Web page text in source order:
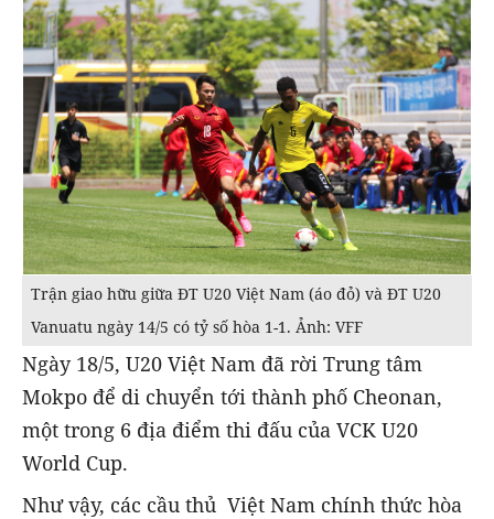
Trận giao hữu giữa ĐT U20 Việt Nam (áo đỏ) và ĐT U20
Vanuatu ngày 14/5 có tỷ số hòa 1-1. Ảnh: VFF
Ngày 18/5, U20 Việt Nam đã rời Trung tâm
Mokpo để di chuyển tới thành phố Cheonan,
một trong 6 địa điểm thi đấu của VCK U20
World Cup.
Như vậy, các cầu thủ Việt Nam chính thức hòa